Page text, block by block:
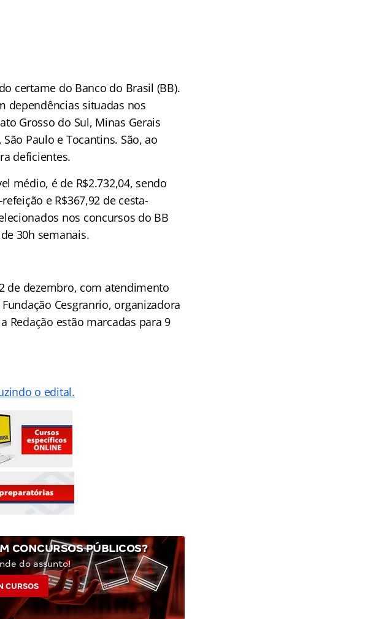
certame do Banco do Brasil (BB).
dependências situadas nos
Grosso do Sul, Minas Gerais
Paulo e Tocantins. São, ao
deficientes.
médio, é de R$2.732,04, sendo
e R$367,92 de cesta-
nos concursos do BB
30h semanais.
de dezembro, com atendimento
Cesgranrio, organizadora
Redação estão marcadas para 9
o edital.
CONCURSOS PÚBLICOS?
do assunto!
CURSOS